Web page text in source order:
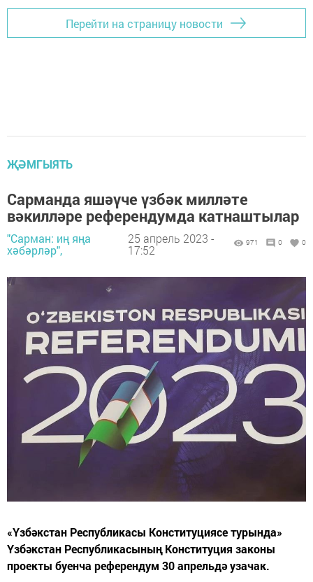
Перейти на страницу новости
ҖӘМГЫЯТЬ
Сарманда яшәүче үзбәк милләте
вәкилләре референдумда катнаштылар
"Сарман: иң яңа
хәбәрләр",
25 апрель 2023 -
17:52
971 0 0
«Үзбәкстан Республикасы Конституциясе турында»
Үзбәкстан Республикасының Конституция законы
проекты буенча референдум 30 апрельдә узачак.